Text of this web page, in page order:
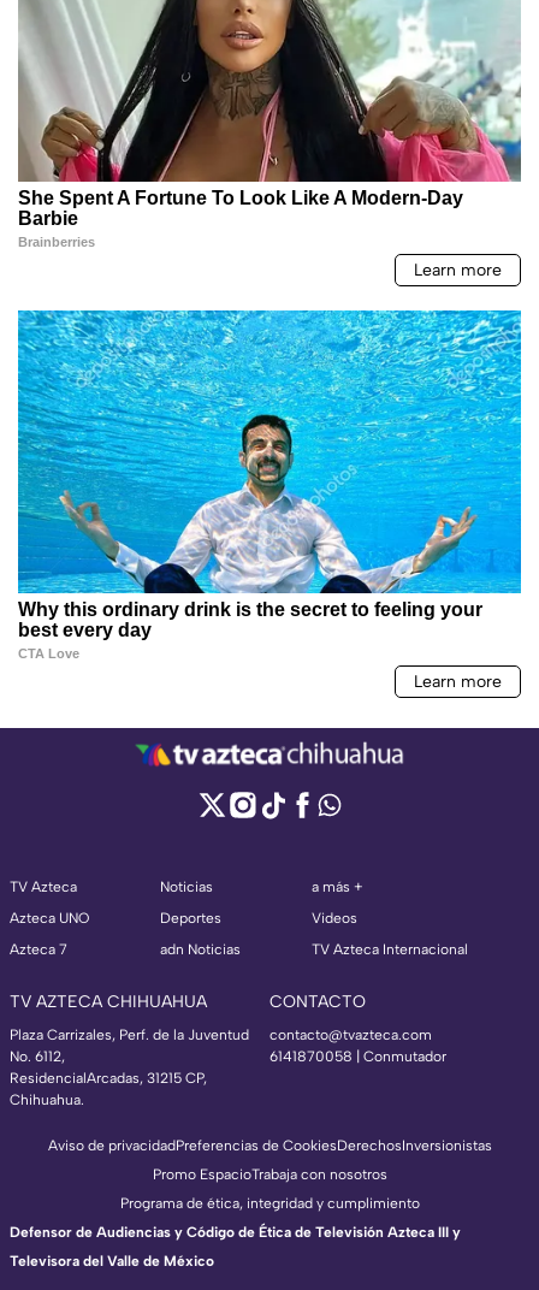
TV Azteca
Azteca UNO
Azteca 7
Noticias
Deportes
adn Noticias
a más +
Videos
TV Azteca Internacional
TV AZTECA CHIHUAHUA
Plaza Carrizales, Perf. de la Juventud
No. 6112,
ResidencialArcadas, 31215 CP,
Chihuahua.
CONTACTO
contacto@tvazteca.com
6141870058 | Conmutador
Aviso de privacidadPreferencias de CookiesDerechosInversionistas
Promo EspacioTrabaja con nosotros
Programa de ética, integridad y cumplimiento
Defensor de Audiencias y Código de Ética de Televisión Azteca III y
Televisora del Valle de México